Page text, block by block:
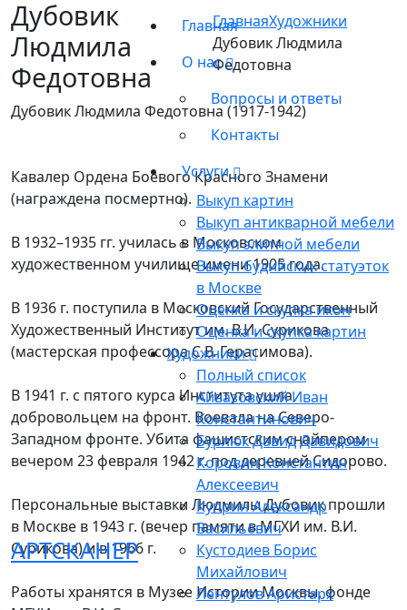
АРТСКАНЕР
Главная
О нас
Вопросы и ответы
Контакты
Услуги
Выкуп картин
Выкуп антикварной мебели
Выкуп элитной мебели
Выкуп будийских статуэток
в Москве
Оценка и скупка икон
Оценка и скупка картин
Художники
Полный список
Айвазовский Иван
Константинович
Бурлюк Давид Давидович
Коровин Константин
Алексеевич
Куприн Александр
Васильевич
Кустодиев Борис
Михайлович
Лентулов Аристарх
Дубовик
Людмила
Федотовна
ГлавнаяХудожники
Дубовик Людмила
Федотовна
Дубовик Людмила Федотовна (1917-1942)
Кавалер Ордена Боевого Красного Знамени
(награждена посмертно).
В 1932–1935 гг. училась в Московском
художественном училище имени 1905 года.
В 1936 г. поступила в Московский Государственный
Художественный Институт им. В.И. Сурикова
(мастерская профессора С.В. Герасимова).
В 1941 г. с пятого курса Института ушла
добровольцем на фронт. Воевала на Северо-
Западном фронте. Убита фашистским снайпером
вечером 23 февраля 1942 г. под деревней Сидорово.
Персональные выставки Людмилы Дубовик прошли
в Москве в 1943 г. (вечер памяти в МГХИ им. В.И.
Сурикова) и в 1966 г.
Работы хранятся в Музее Истории Москвы, фонде